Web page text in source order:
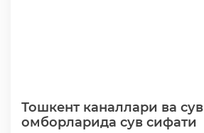
Тошкент каналлари ва сув
омборларида сув сифати